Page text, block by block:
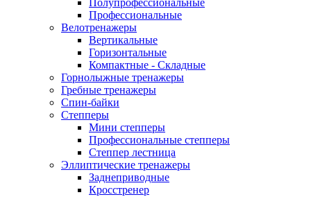
Полупрофессиональные
Профессиональные
Велотренажеры
Вертикальные
Горизонтальные
Компактные - Складные
Горнолыжные тренажеры
Гребные тренажеры
Спин-байки
Степперы
Мини степперы
Профессиональные степперы
Степпер лестница
Эллиптические тренажеры
Заднеприводные
Кросстренер